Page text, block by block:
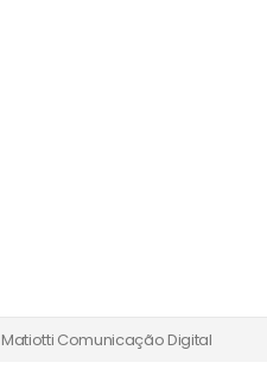
Matiotti Comunicação Digital